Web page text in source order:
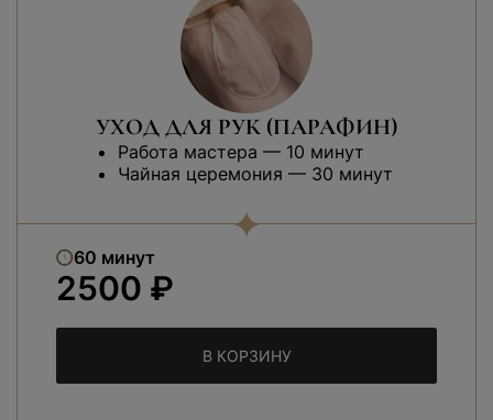
УХОД ДЛЯ РУК (ПАРАФИН)
Работа мастера — 10 минут
Чайная церемония — 30 минут
60 минут
2500 ₽
В КОРЗИНУ